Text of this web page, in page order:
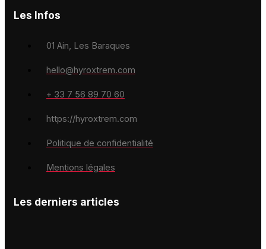
Les Infos
01 Ain, Les Baraques
hello@hyroxtrem.com
+ 33 7 56 89 70 60
https://hyroxtrem.com
Politique de confidentialité
Mentions légales
Les derniers articles